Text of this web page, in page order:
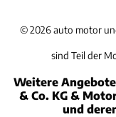
©2026 auto motor
sind Teil der
Weitere
& Co. KG &
und